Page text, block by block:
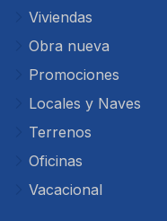
Viviendas
Obra nueva
Promociones
Locales y Naves
Terrenos
Oficinas
Vacacional